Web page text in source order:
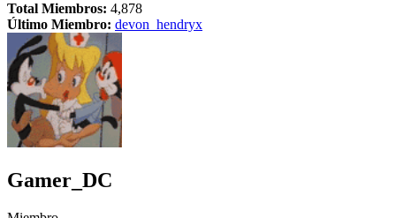
Total Miembros: 4,878
Último Miembro: devon_hendryx
Gamer_DC